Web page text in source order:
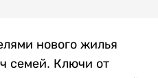
нового жилья
семей. Ключи от